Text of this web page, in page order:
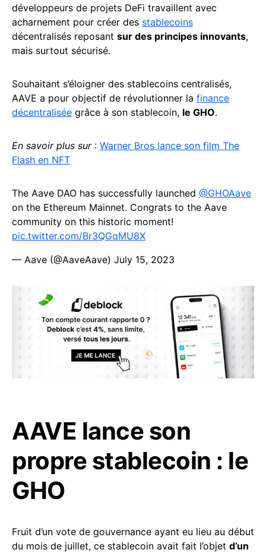
développeurs de projets DeFi travaillent avec
acharnement pour créer des stablecoins
décentralisés reposant sur des principes innovants,
mais surtout sécurisé.
Souhaitant s’éloigner des stablecoins centralisés,
AAVE a pour objectif de révolutionner la finance
décentralisée grâce à son stablecoin, le GHO.
En savoir plus sur: Warner Bros lance son film The
Flash en NFT
The Aave DAO has successfully launched @GHOAave
on the Ethereum Mainnet. Congrats to the Aave
community on this historic moment!
pic.twitter.com/Br3QGqMU8X
— Aave (@AaveAave) July 15, 2023
AAVE lance son
propre stablecoin : le
GHO
Fruit d’un vote de gouvernance ayant eu lieu au début
du mois de juillet, ce stablecoin avait fait l’objet d’un